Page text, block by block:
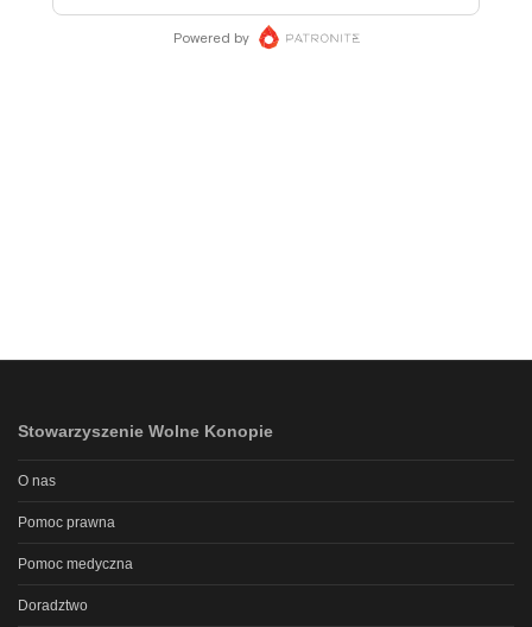
Stowarzyszenie Wolne Konopie
O nas
Pomoc prawna
Pomoc medyczna
Doradztwo